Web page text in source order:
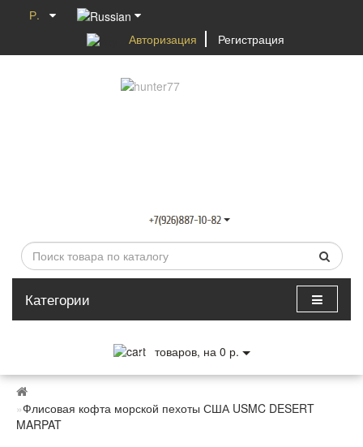
Р.
Авторизация
Регистрация
Категории
0 товаров, на 0 р.
Флисовая кофта морской пехоты США USMC DESERT
MARPAT